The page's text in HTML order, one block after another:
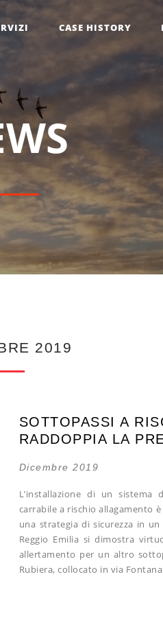
CASE HISTORY
WS
2019
SOTTOPASSI A
RADDOPPIA LA
Dicembre 2019
L’installazione di un
carrabile a rischio allagamento
una strategia di sicurezza in
Reggio Emilia si dimostra
allertamento per un altro
Rubiera, collocato in via